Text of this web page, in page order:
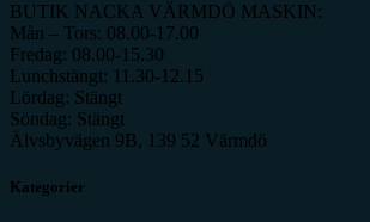
BUTIK NACKA VÄRMDÖ MASKIN:
Mån – Tors: 08.00-17.00
Fredag: 08.00-15.30
Lunchstängt: 11.30-12.15
Lördag: Stängt
Söndag: Stängt
Älvsbyvägen 9B, 139 52 Värmdö
Kategorier